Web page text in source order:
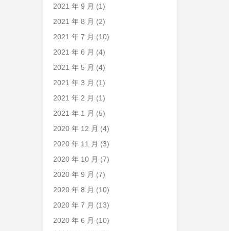
2021 年 9 月 (1)
2021 年 8 月 (2)
2021 年 7 月 (10)
2021 年 6 月 (4)
2021 年 5 月 (4)
2021 年 3 月 (1)
2021 年 2 月 (1)
2021 年 1 月 (5)
2020 年 12 月 (4)
2020 年 11 月 (3)
2020 年 10 月 (7)
2020 年 9 月 (7)
2020 年 8 月 (10)
2020 年 7 月 (13)
2020 年 6 月 (10)